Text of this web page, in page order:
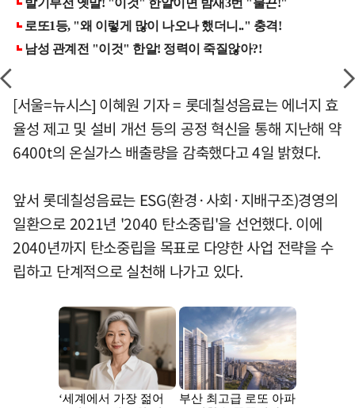
[서울=뉴시스] 이혜원 기자 = 롯데칠성음료는 에너지 효
율성 제고 및 설비 개선 등의 공정 혁신을 통해 지난해 약
6400t의 온실가스 배출량을 감축했다고 4일 밝혔다.
앞서 롯데칠성음료는 ESG(환경·사회·지배구조)경영의
일환으로 2021년 '2040 탄소중립'을 선언했다. 이에
2040년까지 탄소중립을 목표로 다양한 사업 전략을 수
립하고 단계적으로 실천해 나가고 있다.